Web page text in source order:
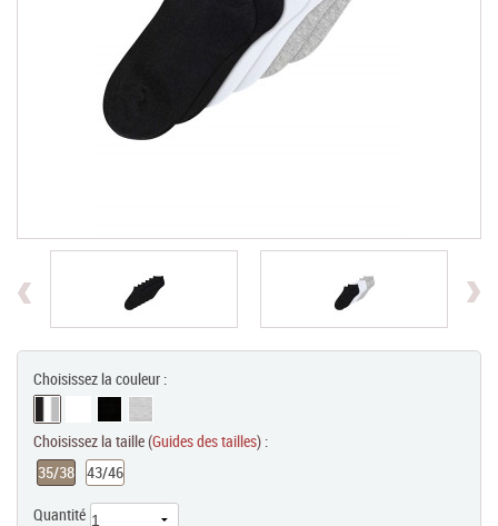
Choisissez la couleur :
Choisissez la taille (Guides des tailles) :
35/38 43/46
Quantité